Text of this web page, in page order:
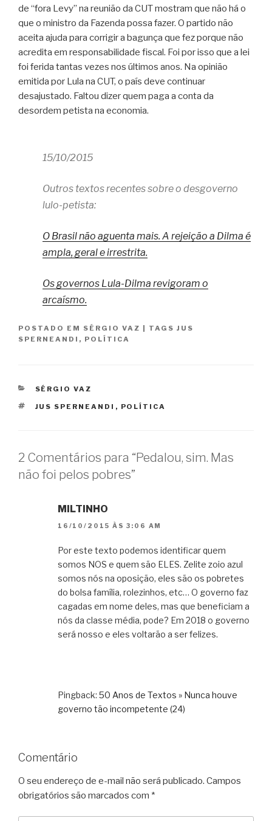
de “fora Levy” na reunião da CUT mostram que não há o
que o ministro da Fazenda possa fazer. O partido não
aceita ajuda para corrigir a bagunça que fez porque não
acredita em responsabilidade fiscal. Foi por isso que a lei
foi ferida tantas vezes nos últimos anos. Na opinião
emitida por Lula na CUT, o país deve continuar
desajustado. Faltou dizer quem paga a conta da
desordem petista na economia.
15/10/2015
Outros textos recentes sobre o desgoverno
lulo-petista:
O Brasil não aguenta mais. A rejeição a Dilma é
ampla, geral e irrestrita.
Os governos Lula-Dilma revigoram o
arcaísmo.
POSTADO EM SÉRGIO VAZ TAGS JUS
SPERNEANDI , POLÍTICA
CATEGORIAS
SÉRGIO VAZ
TAGS
JUS SPERNEANDI , POLÍTICA
2 Comentários para “Pedalou, sim. Mas
não foi pelos pobres”
MILTINHO
16/10/2015 ÀS 3:06 AM
Por este texto podemos identificar quem
somos NOS e quem são ELES. Zelite zoio azul
somos nós na oposição, eles são os pobretes
do bolsa família, rolezinhos, etc… O governo faz
cagadas em nome deles, mas que beneficiam a
nós da classe média, pode? Em 2018 o governo
será nosso e eles voltarão a ser felizes.
Pingback: 50 Anos de Textos » Nunca houve
governo tão incompetente (24)
Comentário
O seu endereço de e-mail não será publicado. Campos
obrigatórios são marcados com *